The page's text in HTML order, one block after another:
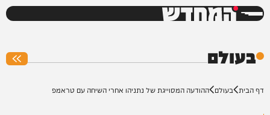
המחדש
בעולם
דף הבית בעולם ההודעה המסוייגת של נתניהו אחרי השיחה עם טראמפ